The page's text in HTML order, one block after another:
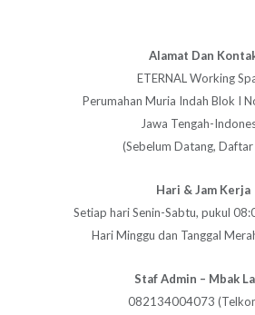
Alamat Dan
ETERNAL Working
Perumahan Muria Indah Blok I
Jawa Tengah-
(Sebelum Datang, Daftar
Hari & Jam Kerja
Setiap hari Senin-Sabtu, pukul
Hari Minggu dan Tanggal
Staf Admin – Mbak
082134004073